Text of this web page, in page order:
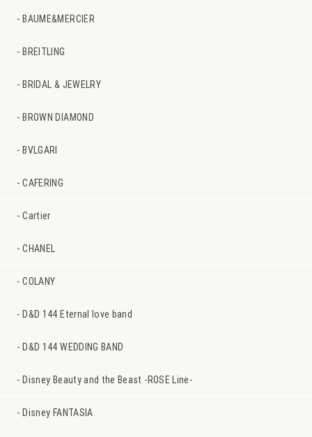
BAUME&MERCIER
BREITLING
BRIDAL & JEWELRY
BROWN DIAMOND
BVLGARI
CAFERING
Cartier
CHANEL
COLANY
D&D 144 Eternal love band
D&D 144 WEDDING BAND
Disney Beauty and the Beast -ROSE Line-
Disney FANTASIA